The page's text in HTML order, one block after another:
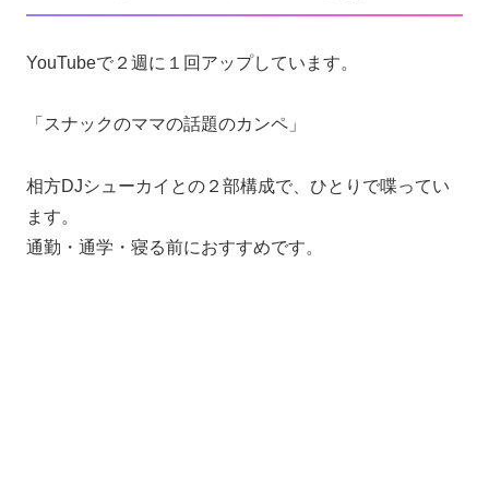
YouTubeで２週に１回アップしています。
「スナックのママの話題のカンペ」
相方DJシューカイとの２部構成で、ひとりで喋ってい
ます。
通勤・通学・寝る前におすすめです。